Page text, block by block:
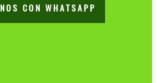
CON WHATSAPP